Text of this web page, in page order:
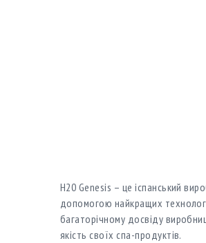
H20 Genesis – це іспанський
допомогою найкращих
багаторічному досвіду
якість своїх спа-продуктів.